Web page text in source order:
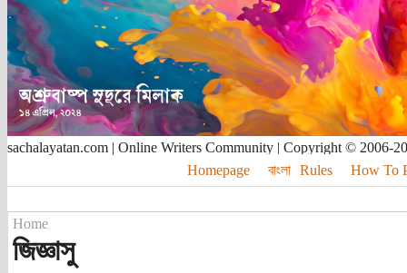
sachalayatan.com | Online Writers Community | Copyright © 2006-
Homepage
বাংলা Rules How To
Home
জিজ্ঞাসু